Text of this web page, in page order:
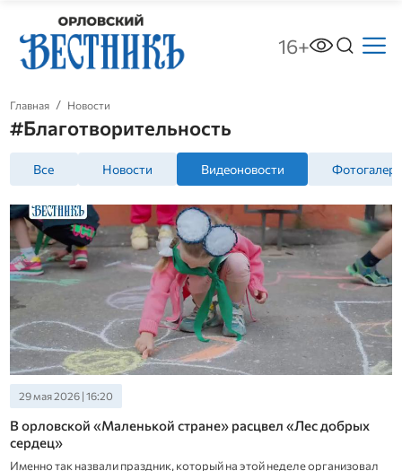
16+
Главная Новости
#Благотворительность
Все Новости Видеоновости
29 мая 2026 | 16:20
В орловской «Маленькой стране» расцвел «Лес добрых
сердец»
Именно так назвали праздник, который на этой неделе организовал